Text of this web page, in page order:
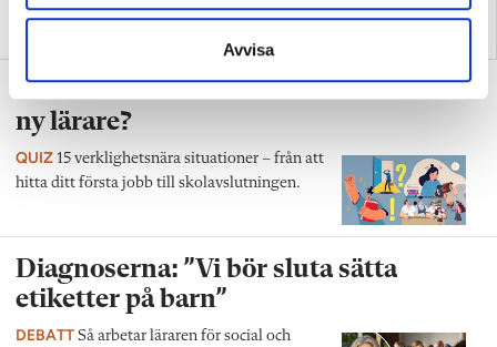
Avvisa
Replik: ”Vi vet hur man
Nya skolan: ”Lärarhjärtat
Test: Hur klarar du ditt första år som
ny lärare?
QUIZ 15 verklighetsnära situationer – från att
hitta ditt första jobb till skolavslutningen.
Diagnoserna: ”Vi bör sluta sätta
etiketter på barn”
DEBATT Så arbetar läraren för social och